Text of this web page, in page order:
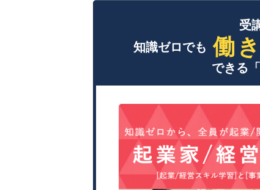
受
知識ゼロでも 働
できる